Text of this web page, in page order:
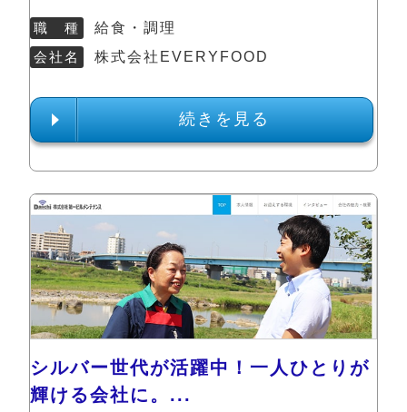
職 種
給食・調理
会社名
株式会社EVERYFOOD
続きを見る
シルバー世代が活躍中！一人ひとりが
輝ける会社に。...